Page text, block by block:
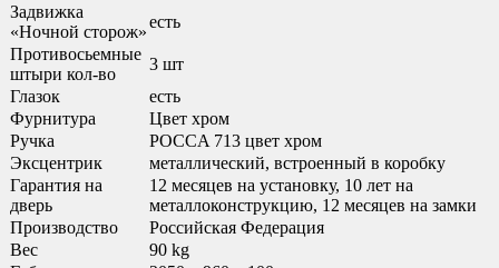
Задвижка
«Ночной сторож»
есть
Противосьемные
штыри кол-во
3 шт
Глазок
есть
Фурнитура
Цвет хром
Ручка
POCCA 713 цвет хром
Эксцентрик
металлический, встроенный в коробку
Гарантия на
дверь
12 месяцев на установку, 10 лет на
металлоконструкцию, 12 месяцев на замки
Производство
Российская Федерация
Вес
90 kg